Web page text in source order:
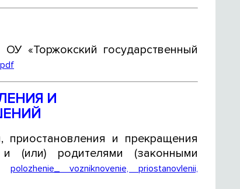
«Торжокский государственный
И
и прекращения
родителями (законными
polozhenie_ vozniknovenie, priostanovlenii,